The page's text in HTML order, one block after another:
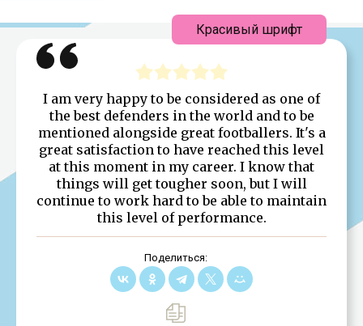
I am very happy to be considered as one of
the best defenders in the world and to be
mentioned alongside great footballers. It's a
great satisfaction to have reached this level
at this moment in my career. I know that
things will get tougher soon, but I will
continue to work hard to be able to maintain
this level of performance.
Поделиться:
Красивый шрифт